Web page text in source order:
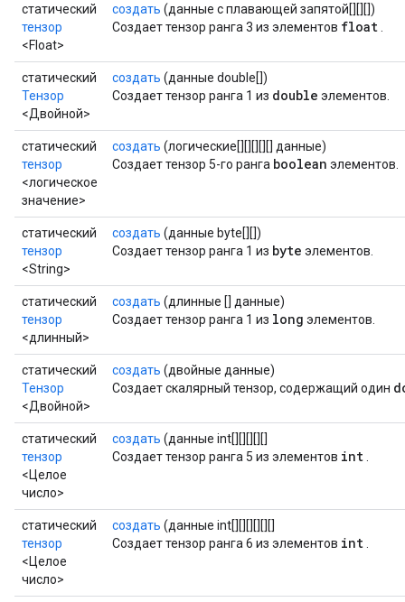
статический
тензор
<Float>
создать (данные с плавающей запятой[][][])
Создает тензор ранга 3 из элементов float
статический
Тензор
<Двойной>
создать (данные double[])
Создает тензор ранга 1 из double элементов.
статический
тензор
<логическое
значение>
создать (логические[][][][][] данные)
Создает тензор 5-го ранга boolean элементов.
статический
тензор
<String>
создать (данные byte[][])
Создает тензор ранга 1 из byte элементов.
статический
тензор
<длинный>
создать (длинные [] данные)
Создает тензор ранга 1 из long элементов.
статический
Тензор
<Двойной>
создать (двойные данные)
Создает скалярный тензор, содержащий один
статический
тензор
<Целое
число>
создать (данные int[][][][][]
Создает тензор ранга 5 из элементов int
статический
тензор
<Целое
число>
создать (данные int[][][][][][]
Создает тензор ранга 6 из элементов int